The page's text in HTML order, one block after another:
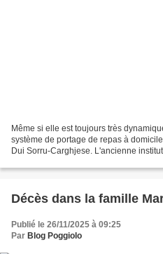
Même si elle est toujours très
système de portage de repas à
Dui Sorru-Carghjese. L'ancienne
Décès dans la famille
Publié le 26/11/2025 à 09:25
Par Blog Poggiolo